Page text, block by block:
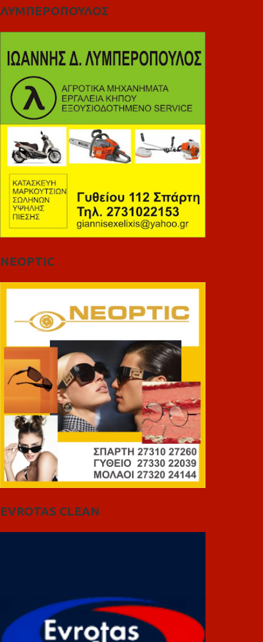
ΛΥΜΠΕΡΟΠΟΥΛΟΣ
NEOPTIC
EVROTAS CLEAN